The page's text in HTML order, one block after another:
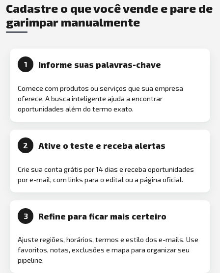
Cadastre o que você vende e pare de
garimpar manualmente
1 Informe suas palavras-chave
Comece com produtos ou serviços que sua empresa
oferece. A busca inteligente ajuda a encontrar
oportunidades além do termo exato.
2 Ative o teste e receba alertas
Crie sua conta grátis por 14 dias e receba oportunidades
por e-mail, com links para o edital ou a página oficial.
3 Refine para ficar mais certeiro
Ajuste regiões, horários, termos e estilo dos e-mails. Use
favoritos, notas, exclusões e mapa para organizar seu
pipeline.